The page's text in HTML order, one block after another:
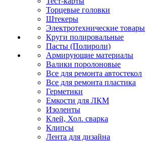
Торцевые головки
Штекеры
Электротехнические товары
Круги полировальные
Пасты (Полироли)
Армирующие материалы
Валики поролоновые
Все для ремонта автостекол
Все для ремонта пластика
Герметики
Емкости для ЛКМ
Изоленты
Клей, Хол. сварка
Клипсы
Лента для дизайна